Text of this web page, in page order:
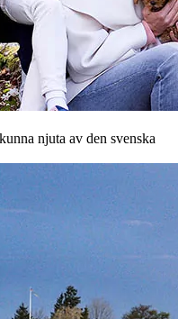
njuta av den svenska